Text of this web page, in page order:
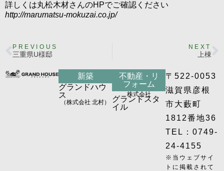
詳しくは丸松木材さんのHPでご確認ください
http://marumatsu-mokuzai.co.jp/
PREVIOUS
三重県U様邸
NEXT
上棟
新築
グランドハウ
ス
（株式会社 北村）
不動産・リ
フォーム
株式会社
グランドスタ
イル
〒522-0053
滋賀県彦根
市大藪町
1812番地36
TEL：0749-
24-4155
※当ウェブサイ
トに掲載されて